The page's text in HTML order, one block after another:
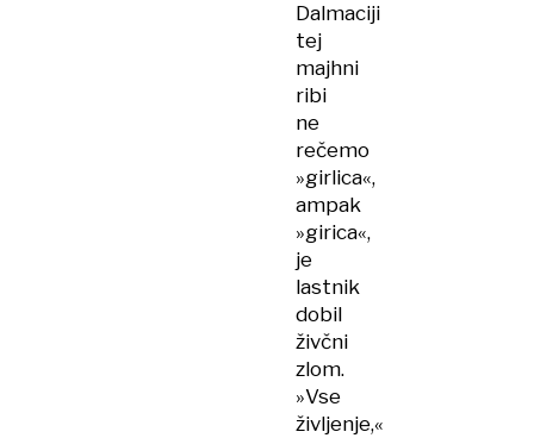
Dalmaciji
tej
majhni
ribi
ne
rečemo
»girlica«,
ampak
»girica«,
je
lastnik
dobil
živčni
zlom.
»Vse
življenje,«